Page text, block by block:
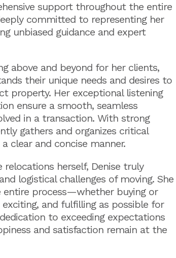
support throughout the entire
committed to representing her
unbiased guidance and expert
above and beyond for her clients,
their unique needs and desires to
property. Her exceptional listening
ensure a smooth, seamless
in a transaction. With strong
gathers and organizes critical
clear and concise manner.
herself, Denise truly
logistical challenges of moving. She
process—whether buying or
and fulfilling as possible for
to exceeding expectations
and satisfaction remain at the